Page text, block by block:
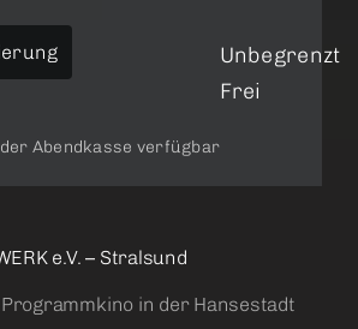
Unbegrenzt
Frei
Abendkasse verfügbar
e.V. – Stralsund
in der Hansestadt